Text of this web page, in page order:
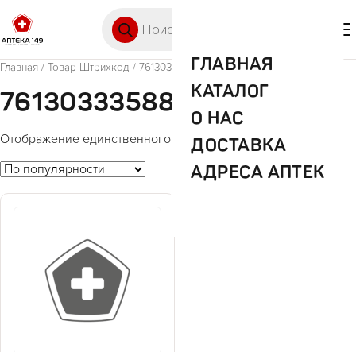
ГЛАВНАЯ
КАТАЛОГ
О НАС
ДОСТАВКА
АДРЕСА АПТЕК
Главная / Товар Штрихкод / 7613033358869
7613033358869
Отображение единственного товара